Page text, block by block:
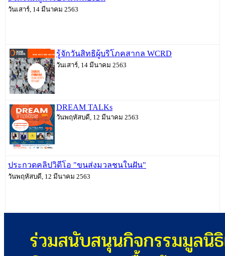
วันเสาร์, 14 มีนาคม 2563
รู้จักวันสิทธิผู้บริโภคสากล WCRD
วันเสาร์, 14 มีนาคม 2563
DREAM TALKs
วันพฤหัสบดี, 12 มีนาคม 2563
ประกวดคลิปวิดีโอ "ขนส่งมวลชนในฝัน"
วันพฤหัสบดี, 12 มีนาคม 2563